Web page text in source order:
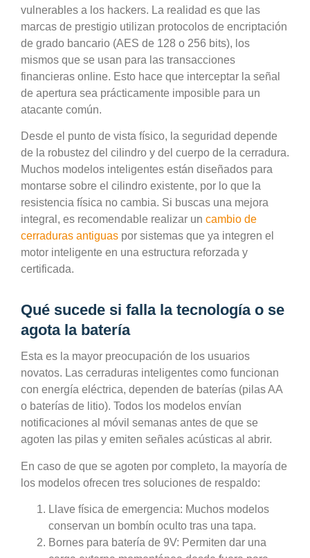
vulnerables a los hackers. La realidad es que las
marcas de prestigio utilizan protocolos de encriptación
de grado bancario (AES de 128 o 256 bits), los
mismos que se usan para las transacciones
financieras online. Esto hace que interceptar la señal
de apertura sea prácticamente imposible para un
atacante común.
Desde el punto de vista físico, la seguridad depende
de la robustez del cilindro y del cuerpo de la cerradura.
Muchos modelos inteligentes están diseñados para
montarse sobre el cilindro existente, por lo que la
resistencia física no cambia. Si buscas una mejora
integral, es recomendable realizar un cambio de
cerraduras antiguas por sistemas que ya integren el
motor inteligente en una estructura reforzada y
certificada.
Qué sucede si falla la tecnología o se
agota la batería
Esta es la mayor preocupación de los usuarios
novatos. Las cerraduras inteligentes como funcionan
con energía eléctrica, dependen de baterías (pilas AA
o baterías de litio). Todos los modelos envían
notificaciones al móvil semanas antes de que se
agoten las pilas y emiten señales acústicas al abrir.
En caso de que se agoten por completo, la mayoría de
los modelos ofrecen tres soluciones de respaldo:
Llave física de emergencia: Muchos modelos
conservan un bombín oculto tras una tapa.
Bornes para batería de 9V: Permiten dar una